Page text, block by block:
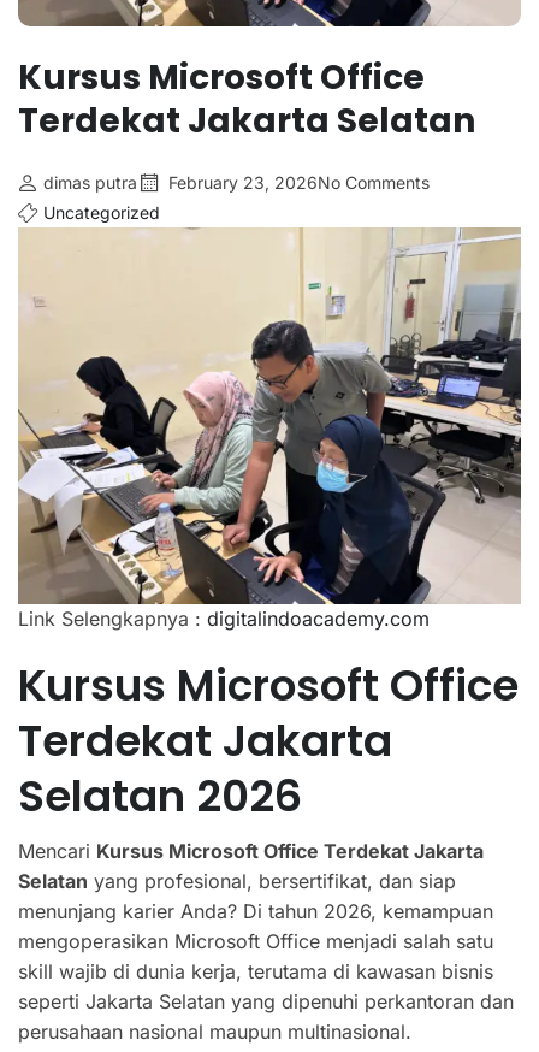
Kursus Microsoft Office
Terdekat Jakarta Selatan
dimas putra February 23, 2026No Comments
Uncategorized
Link Selengkapnya : digitalindoacademy.com
Kursus Microsoft Office
Terdekat Jakarta
Selatan 2026
Mencari Kursus Microsoft Office Terdekat Jakarta
Selatan yang profesional, bersertifikat, dan siap
menunjang karier Anda? Di tahun 2026, kemampuan
mengoperasikan Microsoft Office menjadi salah satu
skill wajib di dunia kerja, terutama di kawasan bisnis
seperti Jakarta Selatan yang dipenuhi perkantoran dan
perusahaan nasional maupun multinasional.